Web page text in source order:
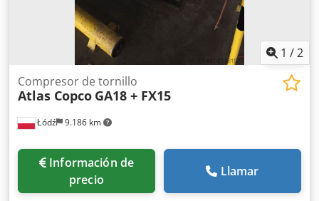
1 /2
Łódź 9.186 km
Compresor de tornillo
Atlas Copco GA18 + FX15
Información de
precio
Llamar